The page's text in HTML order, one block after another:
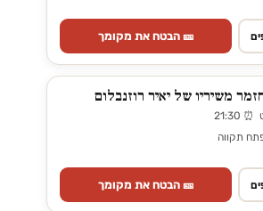
🎫 הבטח את מקומך
משיריו של יאיר רוזנבלום
תקווה
🎫 הבטח את מקומך